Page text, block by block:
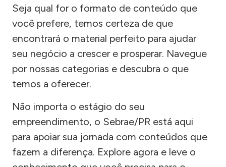
Seja qual for o formato de conteúdo que
você prefere, temos certeza de que
encontrará o material perfeito para ajudar
seu negócio a crescer e prosperar. Navegue
por nossas categorias e descubra o que
temos a oferecer.
Não importa o estágio do seu
empreendimento, o Sebrae/PR está aqui
para apoiar sua jornada com conteúdos que
fazem a diferença. Explore agora e leve o